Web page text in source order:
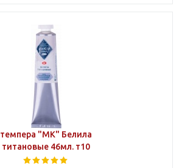
темпера "МК" Белила
титановые 46мл. т10